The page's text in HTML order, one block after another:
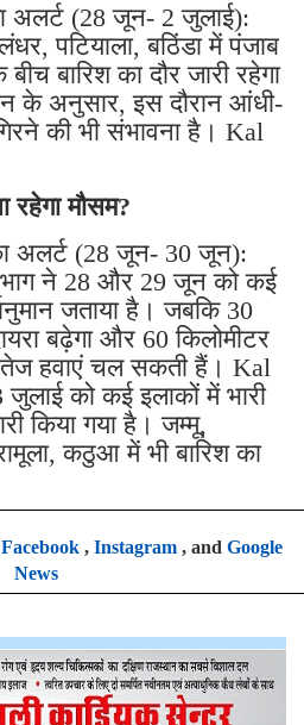
अलर्ट (28 जून- 2 जुलाई):
पटियाला, बठिंडा में पंजाब
बारिश का दौर जारी रहेगा
के अनुसार, इस दौरान आंधी-
की भी संभावना है। Kal
मौसम?
अलर्ट (28 जून- 30 जून):
ने 28 और 29 जून को कई
जताया है। जबकि 30
बढ़ेगा और 60 किलोमीटर
तेज हवाएं चल सकती हैं। Kal
को कई इलाकों में भारी
किया गया है। जम्मू,
कठुआ में भी बारिश का
Facebook, Instagram, and Google
News